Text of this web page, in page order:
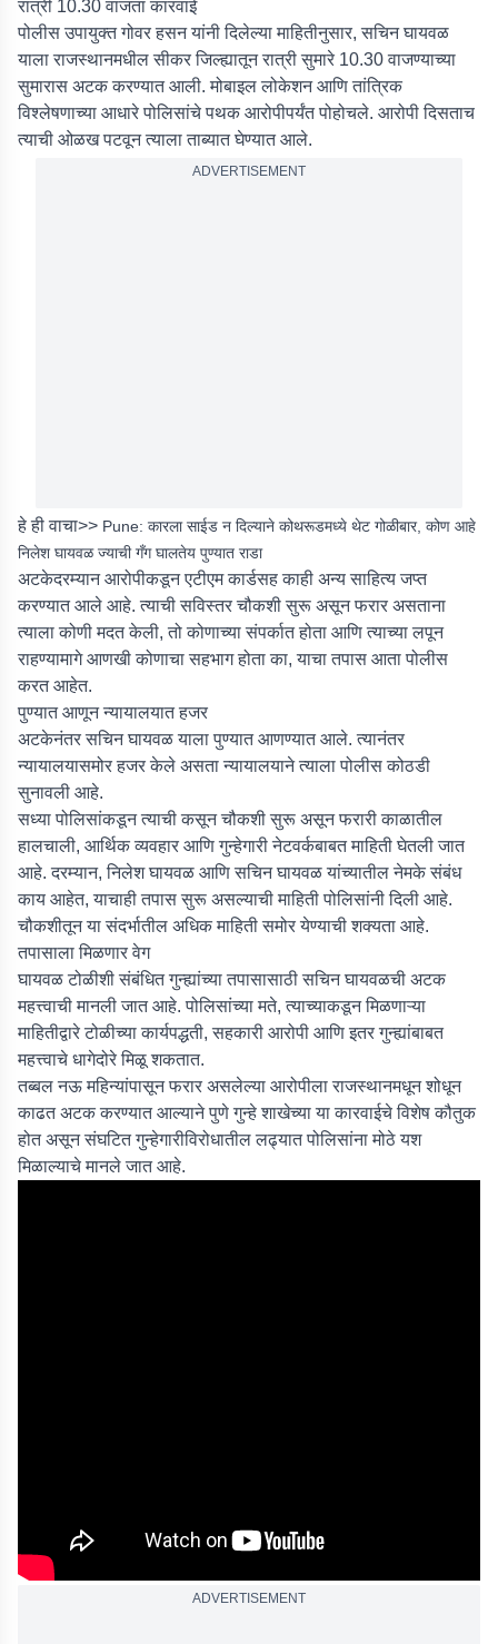
रात्री 10.30 वाजता कारवाई
पोलीस उपायुक्त गोवर हसन यांनी दिलेल्या माहितीनुसार, सचिन घायवळ
याला राजस्थानमधील सीकर जिल्ह्यातून रात्री सुमारे 10.30 वाजण्याच्या
सुमारास अटक करण्यात आली. मोबाइल लोकेशन आणि तांत्रिक
विश्लेषणाच्या आधारे पोलिसांचे पथक आरोपीपर्यंत पोहोचले. आरोपी दिसताच
त्याची ओळख पटवून त्याला ताब्यात घेण्यात आले.
ADVERTISEMENT
हे ही वाचा>> Pune: कारला साईड न दिल्याने कोथरूडमध्ये थेट गोळीबार, कोण आहे
निलेश घायवळ ज्याची गँग घालतेय पुण्यात राडा
अटकेदरम्यान आरोपीकडून एटीएम कार्डसह काही अन्य साहित्य जप्त
करण्यात आले आहे. त्याची सविस्तर चौकशी सुरू असून फरार असताना
त्याला कोणी मदत केली, तो कोणाच्या संपर्कात होता आणि त्याच्या लपून
राहण्यामागे आणखी कोणाचा सहभाग होता का, याचा तपास आता पोलीस
करत आहेत.
पुण्यात आणून न्यायालयात हजर
अटकेनंतर सचिन घायवळ याला पुण्यात आणण्यात आले. त्यानंतर
न्यायालयासमोर हजर केले असता न्यायालयाने त्याला पोलीस कोठडी
सुनावली आहे.
सध्या पोलिसांकडून त्याची कसून चौकशी सुरू असून फरारी काळातील
हालचाली, आर्थिक व्यवहार आणि गुन्हेगारी नेटवर्कबाबत माहिती घेतली जात
आहे. दरम्यान, निलेश घायवळ आणि सचिन घायवळ यांच्यातील नेमके संबंध
काय आहेत, याचाही तपास सुरू असल्याची माहिती पोलिसांनी दिली आहे.
चौकशीतून या संदर्भातील अधिक माहिती समोर येण्याची शक्यता आहे.
तपासाला मिळणार वेग
घायवळ टोळीशी संबंधित गुन्ह्यांच्या तपासासाठी सचिन घायवळची अटक
महत्त्वाची मानली जात आहे. पोलिसांच्या मते, त्याच्याकडून मिळणाऱ्या
माहितीद्वारे टोळीच्या कार्यपद्धती, सहकारी आरोपी आणि इतर गुन्ह्यांबाबत
महत्त्वाचे धागेदोरे मिळू शकतात.
तब्बल नऊ महिन्यांपासून फरार असलेल्या आरोपीला राजस्थानमधून शोधून
काढत अटक करण्यात आल्याने पुणे गुन्हे शाखेच्या या कारवाईचे विशेष कौतुक
होत असून संघटित गुन्हेगारीविरोधातील लढ्यात पोलिसांना मोठे यश
मिळाल्याचे मानले जात आहे.
ADVERTISEMENT